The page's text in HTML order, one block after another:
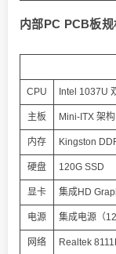
内部PC PCB板规
CPU Intel 1037U
主板 Mini-ITX 架
内存 Kingston
硬盘 120G SSD
显卡 集成HD
电源 集成电源（
网络 Realtek